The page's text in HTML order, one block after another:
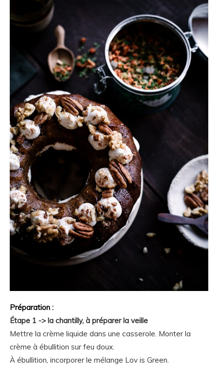
Préparation :
Étape 1 -> la chantilly, à préparer la veille
Mettre la crème liquide dans une casserole. Monter la
crème à ébullition sur feu doux.
À ébullition, incorporer le mélange Lov is Green.